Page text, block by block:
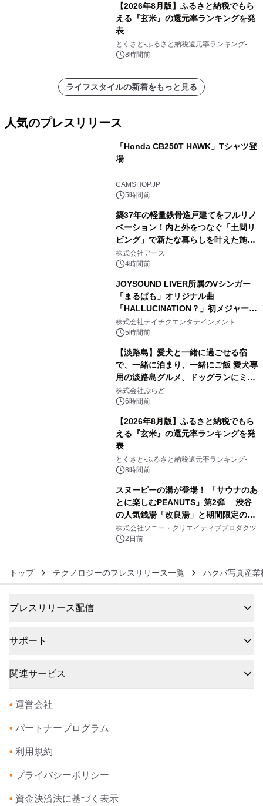
【2026年8月版】ふるさと納税でもら
える『玄米』の還元率ランキングを発
表
とくさと-ふるさと納税還元率ランキング-
8時間前
ライフスタイルの新着をもっと見る
人気のプレスリリース
「Honda CB250T HAWK」Tシャツ登
場
CAMSHOP.JP
5時間前
築37年の軽量鉄骨造戸建てをフルリノ
ベーション！内と外をつなぐ「土間リ
ビング」で新たな暮らしを叶えた施工
事例を株式会社アースが公開
株式会社アース
4時間前
JOYSOUND LIVER所属のVシンガー
「まるぱも」オリジナル曲
「HALLUCINATION？」初メジャー配
信リリース決定！
株式会社テイチクエンタテインメント
5時間前
【淡路島】愛犬と一緒に過ごせる宿
で、一緒に泊まり、一緒にご飯 愛犬専
用の淡路島グルメ、ドッグランにミニ
プール グランピングとトレーラーハウ
スの2施設で
株式会社ぷらど
6時間前
【2026年8月版】ふるさと納税でもら
える『玄米』の還元率ランキングを発
表
とくさと-ふるさと納税還元率ランキング-
8時間前
スヌーピーの湯が登場！ 「サウナのあ
とに楽しむPEANUTS」第2弾 渋谷
の人気銭湯「改良湯」と期間限定のコ
ラボレーション サウナイキタイコラ
ボグッズも発売決定！
株式会社ソニー・クリエイティブプロダクツ
2日前
トップ テクノロジーのプレスリリース一覧 ハクバ写真産業
プレスリリース配信
サポート
関連サービス
• 運営会社
• パートナープログラム
• 利用規約
• プライバシーポリシー
• 資金決済法に基づく表示